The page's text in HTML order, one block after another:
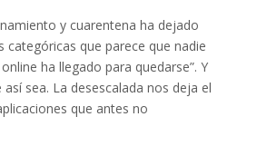
y cuarentena ha dejado
categóricas que parece que nadie
ha llegado para quedarse”. Y
sea. La desescalada nos deja el
que antes no